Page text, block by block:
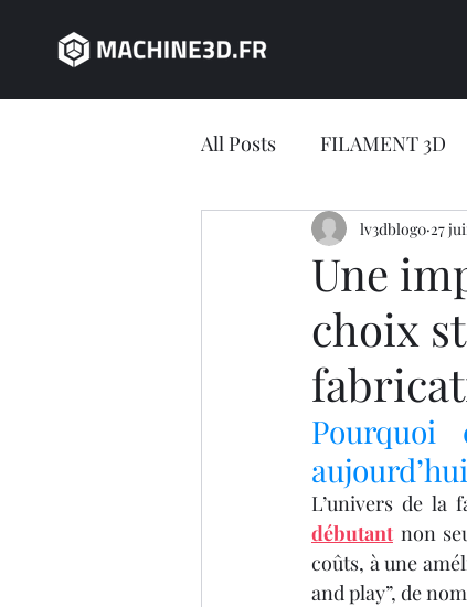
All Posts FILAMENT 3D
JEU CONCOURS
impression 3D en ligne
Jeu concours LV3D
IMPRIMANTE 3D
imprimante 3D
Une
choix
lv3dblog0 27
L’univers de la
débutant non
coûts, à une
and play”, de